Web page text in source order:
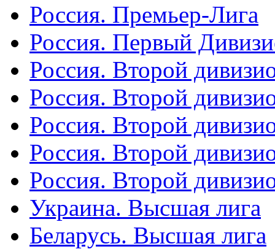
Россия. Премьер-Лига
Россия. Первый
Россия. Второй
Россия. Второй
Россия. Второй
Россия. Второй
Россия. Второй
Украина. Высшая лига
Беларусь. Высшая лига